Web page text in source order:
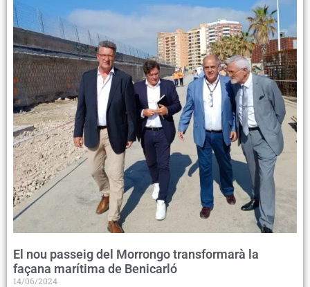
El nou passeig del Morrongo transformarà la
façana marítima de Benicarló
14/06/2024